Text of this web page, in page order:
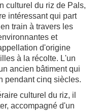
culturel du riz de Pals,
intéressant qui part
train à travers les
et
d'origine
à la récolte. L'un
ancien bâtiment qui
pendant cinq siècles.
culturel du riz, il
accompagné d'un